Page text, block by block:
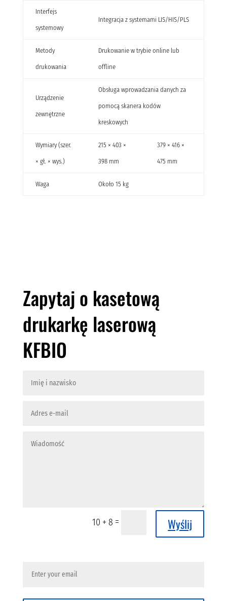
Interfejs
systemowy
Integracja z systemami LIS/HIS/PLS
Metody
drukowania
Drukowanie w trybie online lub
offline
Urządzenie
zewnętrzne
Obsługa wprowadzania danych za
pomocą skanera kodów
kreskowych
Wymiary (szer.
× gł. × wys.)
215 × 403 ×
398 mm
379 × 416 ×
475 mm
Waga Około 15 kg
Zapytaj o kasetową
drukarkę laserową
KFBIO
10 + 8 = Wyślij